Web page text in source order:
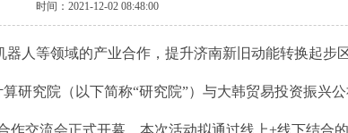
时间：2021-12-02 08:48:00
人等领域的产业合作，提升济南新旧动能转换起步
研究院（以下简称“研究院”）与大韩贸易投资振兴
作交流会正式开幕。本次活动拟通过线上+线下结合